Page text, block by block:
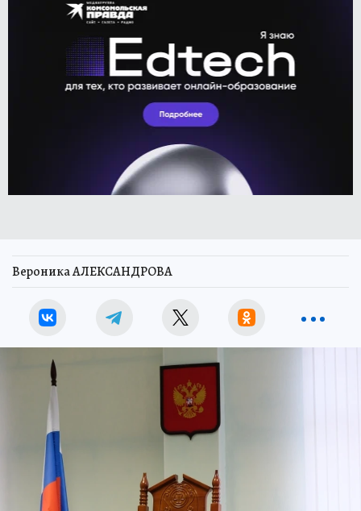
Вероника АЛЕКСАНДРОВА